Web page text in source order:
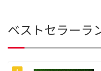
ベストセラーラ